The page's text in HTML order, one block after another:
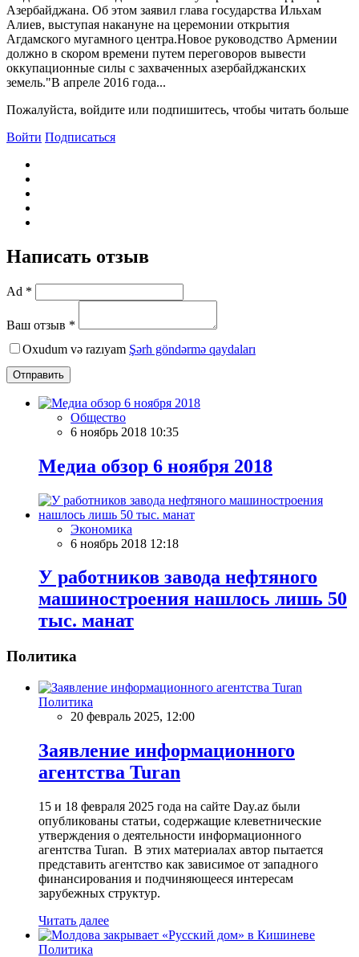
Азербайджана. Об этом заявил глава государства Ильхам
Алиев, выступая накануне на церемонии открытия
Агдамского мугамного центра.Новое руководство Армении
должно в скором времени путем переговоров вывести
оккупационные силы с захваченных азербайджанских
земель."B апреле 2016 года...
Пожалуйста, войдите или подпишитесь, чтобы читать больше
Войти Подписаться
Написать отзыв
Ad *
Ваш отзыв *
Oxudum və razıyam Şərh göndərmə qaydaları
Отправить
Общество
6 ноябрь 2018 10:35
Meдиа обзор 6 ноября 2018
Экономика
6 ноябрь 2018 12:18
У работников завода нефтяного
машиностроения нашлось лишь 50
тыс. манат
Политика
Политика
20 февраль 2025, 12:00
Заявление информационного
агентства Turan
15 и 18 февраля 2025 года на сайте Day.az были
опубликованы статьи, содержащие клеветнические
утверждения о деятельности информационного
агентства Turan. В этих материалах автор пытается
представить агентство как зависимое от западного
финансирования и подчиняющееся интересам
зарубежных структур.
Читать далее
Политика